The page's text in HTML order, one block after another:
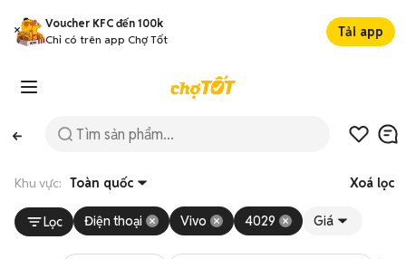
Voucher KFC đến 100k
Chỉ có trên app Chợ Tốt
Tải app
Khu vực: Toàn quốc Xoá lọc
Lọc Điện thoại Vivo 4029 Giá